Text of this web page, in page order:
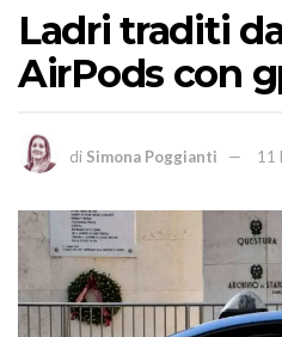
Ladri traditi
AirPods con
di Simona Poggianti 11